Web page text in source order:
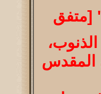
[متفق
المقدس